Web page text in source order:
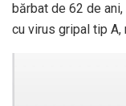
bărbat de 62 de
cu virus gripal tip A,